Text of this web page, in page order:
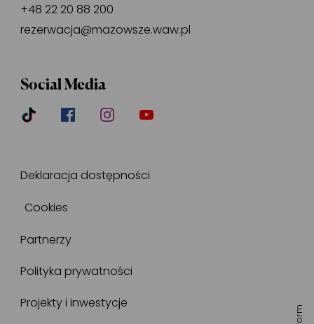
+48 22 20 88 200
rezerwacja@mazowsze.waw.pl
Social Media
Deklaracja dostępności
Cookies
Partnerzy
Polityka prywatności
Projekty i inwestycje